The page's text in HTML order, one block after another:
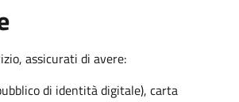
assicurati di avere:
di identità digitale), carta